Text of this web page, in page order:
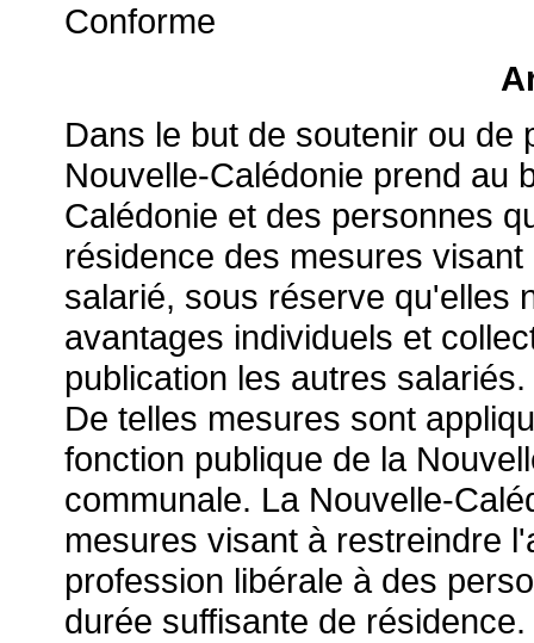
Conforme
Dans le but de soutenir ou de
Nouvelle-Calédonie prend au
Calédonie et des personnes
résidence des mesures
salarié, sous réserve qu'elles
avantages individuels et
publication les autres salariés.
De telles mesures sont
fonction publique de la
communale. La Nouvelle-
mesures visant à restreindre
profession libérale à des
durée suffisante de résidence.